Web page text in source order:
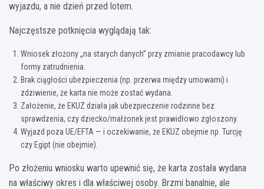
wyjazdu, a nie dzień przed lotem.
Najczęstsze potknięcia wyglądają tak:
Wniosek złożony „na starych danych” przy zmianie pracodawcy lub
formy zatrudnienia.
Brak ciągłości ubezpieczenia (np. przerwa między umowami) i
zdziwienie, że karta nie może zostać wydana.
Założenie, że EKUZ działa jak ubezpieczenie rodzinne bez
sprawdzenia, czy dziecko/małżonek jest prawidłowo zgłoszony.
Wyjazd poza UE/EFTA — i oczekiwanie, że EKUZ obejmie np. Turcję
czy Egipt (nie obejmie).
Po złożeniu wniosku warto upewnić się, że karta została wydana
na właściwy okres i dla właściwej osoby. Brzmi banalnie, ale